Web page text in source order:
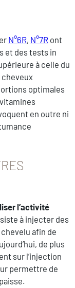
N°6R, N°7R ont
et des tests in
à celle du
cheveux
optimales
en outre ni
l’activité
à injecter des
afin de
de plus
sur l’injection
permettre de